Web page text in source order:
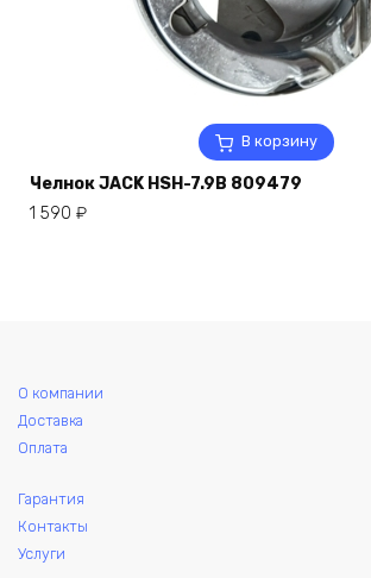
В корзину
Челнок JACK HSH-7.9B 809479
1 590 ₽
О компании
Доставка
Оплата
Гарантия
Контакты
Услуги